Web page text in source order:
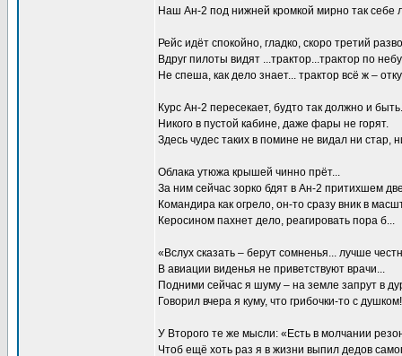
Наш Ан-2 под нижней кромкой мирно так себе
Рейс идёт спокойно, гладко, скоро третий
Вдруг пилоты видят ...трактор...трактор по
Не спеша, как дело знает... трактор всё ж –
Курс Ан-2 пересекает, будто так должно и
Никого в пустой кабине, даже фары не горят.
Здесь чудес таких в помине не видал ни стар,
Облака утюжа крышей чинно прёт...
За ним сейчас зорко бдят в Ан-2 притихшем
Командира как огрело, он-то сразу вник в
Керосином пахнет дело, реагировать пора б...
«Вслух сказать – берут сомненья... лучше
В авиации виденья не приветствуют врачи...
Подними сейчас я шуму – на земле запрут в
Говорил вчера я куму, что грибочки-то с
У Второго те же мысли: «Есть в молчании
Чтоб ещё хоть раз я в жизни выпил дедов